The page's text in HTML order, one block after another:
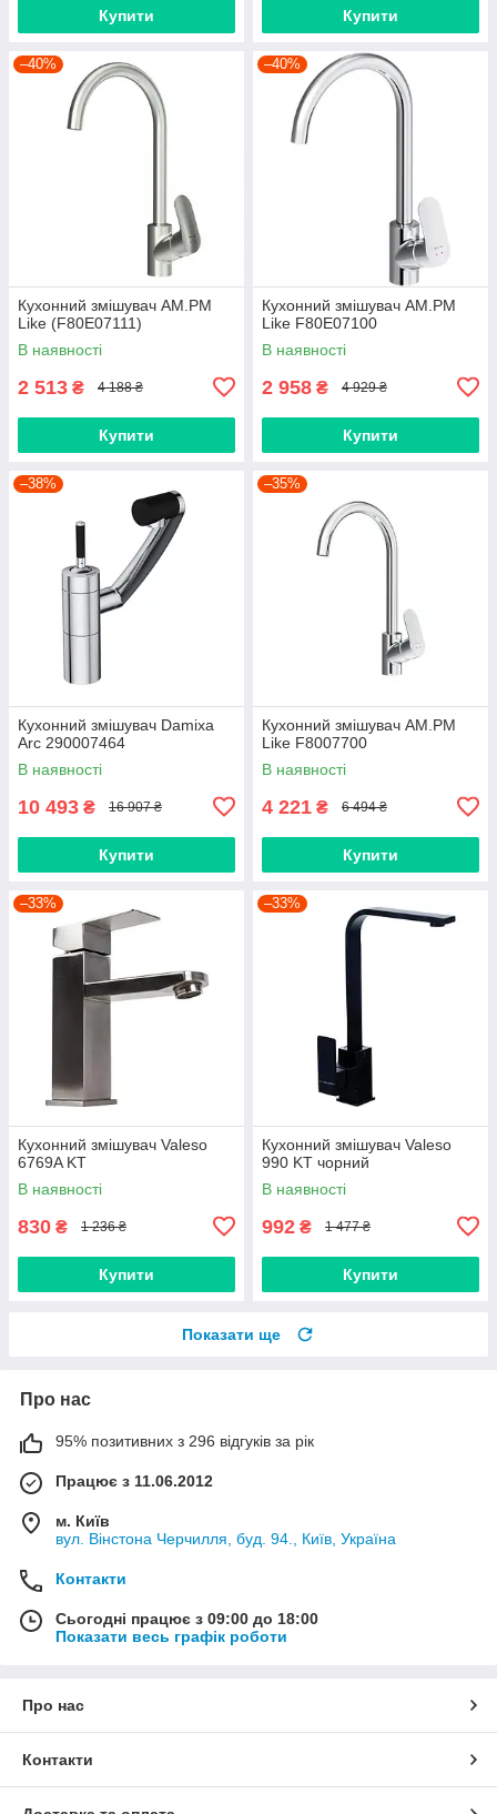
Купити Купити
–40%
Кухонний змішувач AM.PM
Like (F80E07111)
В наявності
2 513 ₴ 4 188 ₴
Купити
–40%
Кухонний змішувач AM.PM
Like F80E07100
В наявності
2 958 ₴ 4 929 ₴
Купити
–38%
Кухонний змішувач Damixa
Arc 290007464
В наявності
10 493 ₴ 16 907 ₴
Купити
–35%
Кухонний змішувач AM.PM
Like F8007700
В наявності
4 221 ₴ 6 494 ₴
Купити
–33%
Кухонний змішувач Valeso
6769A KT
В наявності
830 ₴ 1 236 ₴
Купити
–33%
Кухонний змішувач Valeso
990 KT чорний
В наявності
992 ₴ 1 477 ₴
Купити
Показати ще
Про нас
95% позитивних з 296 відгуків за рік
Працює з 11.06.2012
м. Київ
вул. Вінстона Черчилля, буд. 94., Київ, Україна
Контакти
Сьогодні працює з 09:00 до 18:00
Показати весь графік роботи
Про нас
Контакти